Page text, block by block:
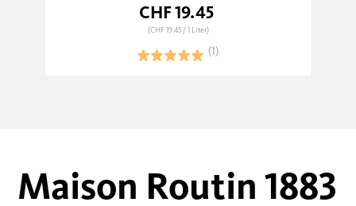
CHF 19.45
(CHF 19.45/ 1 Liter)
(1)
Maison Routin 1883